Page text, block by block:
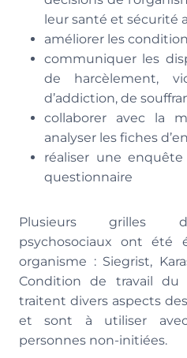
leur santé et sécurité
améliorer les
communiquer les
de harcèlement,
d’addiction, de
collaborer avec la
analyser les fiches
réaliser une
questionnaire
Plusieurs grilles
psychosociaux ont été
organisme : Siegrist,
Condition de travail du
traitent divers aspects
et sont à utiliser
personnes non-initiées.